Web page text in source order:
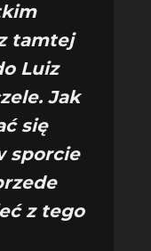
tamtej
Luiz
Jak
się
sporcie
z tego